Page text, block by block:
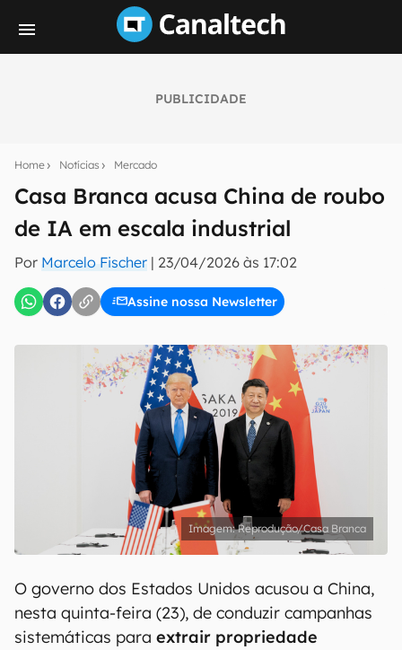
PUBLICIDADE
Home Notícias Mercado
Casa Branca acusa China de roubo
de IA em escala industrial
Por Marcelo Fischer | 23/04/2026 às 17:02
Assine nossa Newsletter
notícias e reviews sobre tecnologia em primeira
E-mail
inscreva-se
Confirmo que li, aceito e concordo com os
Termos de
Uso e Política de Privacidade do Canaltech.
Reprodução/Casa Branca
O governo dos Estados Unidos acusou a China,
nesta quinta-feira (23), de conduzir campanhas
sistemáticas para extrair propriedade